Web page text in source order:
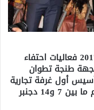
اختتمت مساء الخميس 14 دجنبر 2017 فعاليات احتفاء
طنجة تطوان
أول غرفة تجارية
بالمغرب ، والتي امتدت لسبعة أيام ما بين 7 و14 دجنبر